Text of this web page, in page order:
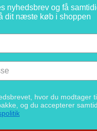
nyhedsbrev og få
dit næste køb i shoppen
hvor du modtager
og du accepterer